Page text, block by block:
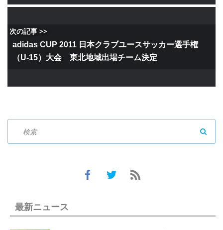
次の記事 >>
adidas CUP 2011 日本クラブユースサッカー選手権
（U-15）大会 東北地域出場チーム決定
最新ニュース